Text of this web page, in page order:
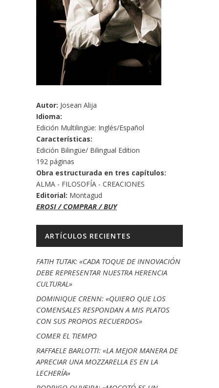
Autor: Josean Alija
Idioma:
Edición Multilingüe: Inglés/Español
Características:
Edición Bilingüe/ Bilingual Edition
192 páginas
Obra estructurada en tres capítulos:
ALMA - FILOSOFÍA - CREACIONES
Editorial: Montagud
EROSI / COMPRAR / BUY
ARTÍCULOS RECIENTES
FATIH TUTAK: «CADA TOQUE DE INNOVACIÓN
DEBE REPRESENTAR NUESTRA HERENCIA
CULTURAL»
DOMINIQUE CRENN: «QUIERO QUE LOS
COMENSALES RESPONDAN A MIS PLATOS
CON SUS PROPIOS RECUERDOS»
COMER EL TIEMPO
RAFFAELE BARLOTTI: «LA MEJOR MANERA DE
APRECIAR UNA MOZZARELLA ES EN LA
LECHERÍA»